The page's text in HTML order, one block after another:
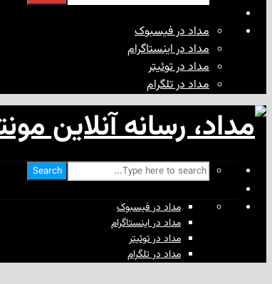
مداد در فیسبوک
مداد در اینستاگرام
مداد در توئیتر
مداد در تلگرام
Search
مداد در فیسبوک
مداد در اینستاگرام
مداد در توئیتر
مداد در تلگرام